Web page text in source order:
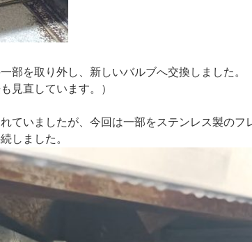
部を取り外し、新しいバルブへ交換しました。
見直しています。）
ていましたが、今回は一部をステンレス製のフ
しました。